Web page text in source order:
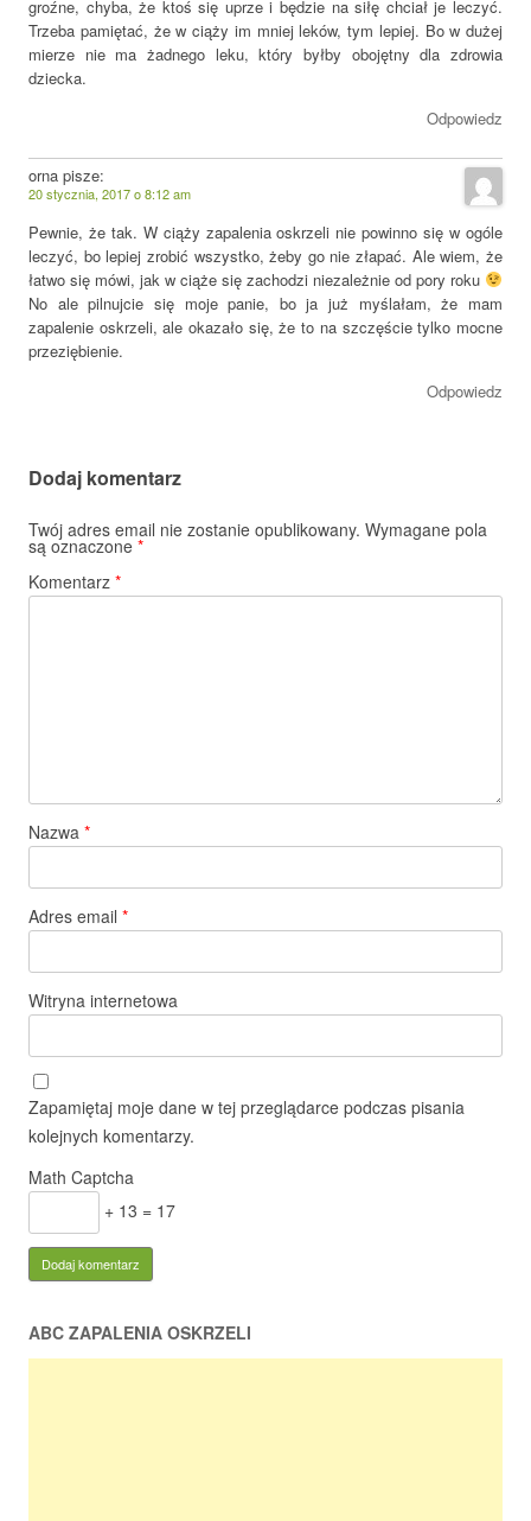
groźne, chyba, że ktoś się uprze i będzie na siłę chciał je leczyć.
Trzeba pamiętać, że w ciąży im mniej leków, tym lepiej. Bo w dużej
mierze nie ma żadnego leku, który byłby obojętny dla zdrowia
dziecka.
Odpowiedz
orna pisze:
20 stycznia, 2017 o 8:12 am
Pewnie, że tak. W ciąży zapalenia oskrzeli nie powinno się w ogóle
leczyć, bo lepiej zrobić wszystko, żeby go nie złapać. Ale wiem, że
łatwo się mówi, jak w ciąże się zachodzi niezależnie od pory roku
No ale pilnujcie się moje panie, bo ja już myślałam, że mam
zapalenie oskrzeli, ale okazało się, że to na szczęście tylko mocne
przeziębienie.
Odpowiedz
Dodaj komentarz
Twój adres email nie zostanie opublikowany. Wymagane pola
są oznaczone *
Komentarz *
Nazwa *
Adres email *
Witryna internetowa
Zapamiętaj moje dane w tej przeglądarce podczas pisania
kolejnych komentarzy.
Math Captcha
+ 13 = 17
ABC ZAPALENIA OSKRZELI